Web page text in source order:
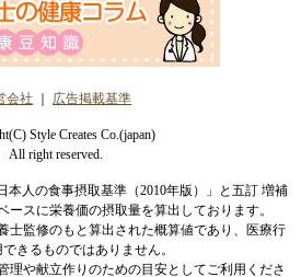
会社 広告掲載基準
Style Creates Co.(japan)
All right reserved.
本人の食事摂取基準（2010年版）」と五訂 増補
ースに栄養価の摂取量を算出しております。
士監修のもと算出された概算値であり、医療行
きるものではありません。
理や献立作りのための目安としてご利用くださ